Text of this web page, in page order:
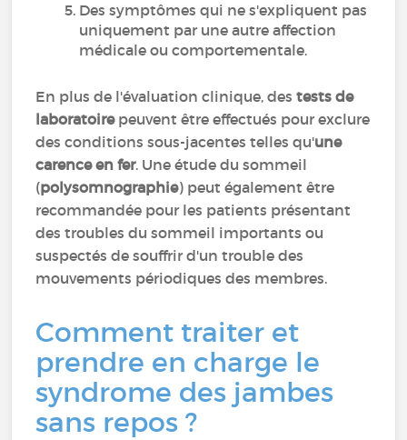
Des symptômes qui ne s'expliquent pas
uniquement par une autre affection
médicale ou comportementale.
En plus de l'évaluation clinique, des tests de
laboratoire peuvent être effectués pour exclure
des conditions sous-jacentes telles qu'une
carence en fer. Une étude du sommeil
(polysomnographie) peut également être
recommandée pour les patients présentant
des troubles du sommeil importants ou
suspectés de souffrir d'un trouble des
mouvements périodiques des membres.
Comment traiter et
prendre en charge le
syndrome des jambes
sans repos ?